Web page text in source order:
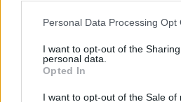
Personal Data Processing Opt
I want to opt-out of the
personal data.
Opted In
I want to opt-out of the Sale of
Crp też wyszło ale nie aż
syn po grupie powikłania
nie uszkodzone zrobiono
POWIĄZANE
Tematy specjalista
leczenie pediatryczne